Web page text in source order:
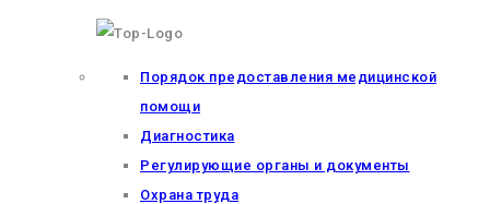
Порядок предоставления медицинской
помощи
Диагностика
Регулирующие органы и документы
Охрана труда